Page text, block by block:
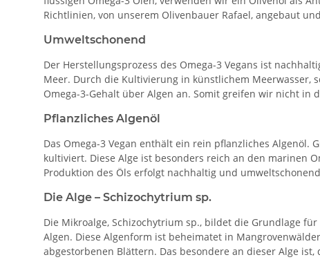
Richtlinien, von unserem Olivenbauer Rafael, angebaut
Umweltschonend
Der Herstellungsprozess des Omega-3 Vegans ist
Meer. Durch die Kultivierung in künstlichem Meerwasser,
Omega-3-Gehalt über Algen an. Somit greifen wir nicht in
Pflanzliches Algenöl
Das Omega-3 Vegan enthält ein rein pflanzliches
kultiviert. Diese Alge ist besonders reich an den marinen
Produktion des Öls erfolgt nachhaltig und
Die Alge – Schizochytrium sp.
Die Mikroalge, Schizochytrium sp., bildet die Grundlage
Algen. Diese Algenform ist beheimatet in
abgestorbenen Blättern. Das besondere an dieser Alge